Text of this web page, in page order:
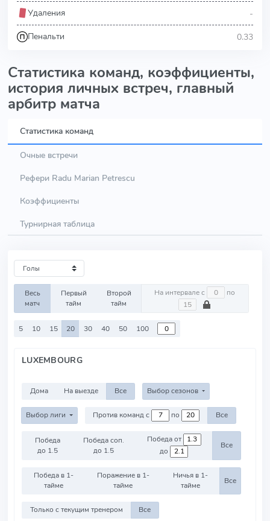
Удаления -
Пенальти 0.33
Статистика команд, коэффициенты,
история личных встреч, главный
арбитр матча
Статистика команд
Очные встречи
Рефери Radu Marian Petrescu
Коэффициенты
Турнирная таблица
Весь
матч
Первый
тайм
Второй
тайм
На интервале с по
5 10 15 20 30 40 50 100
LUXEMBOURG
Дома На выезде Все Выбор сезонов
Выбор лиги Против команд с по Все
Победа
до 1.5
Победа соп.
до 1.5
Победа от
до
Все
Победа в 1-
тайме
Поражение в 1-
тайме
Ничья в 1-
тайме
Все
Только с текущим тренером Все